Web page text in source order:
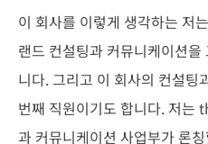
이 회사를 이렇게 생각하는 저
랜드 컨설팅과 커뮤니케이션
니다. 그리고 이 회사의 컨설팅
번째 직원이기도 합니다. 저는
과 커뮤니케이션 사업부가 론